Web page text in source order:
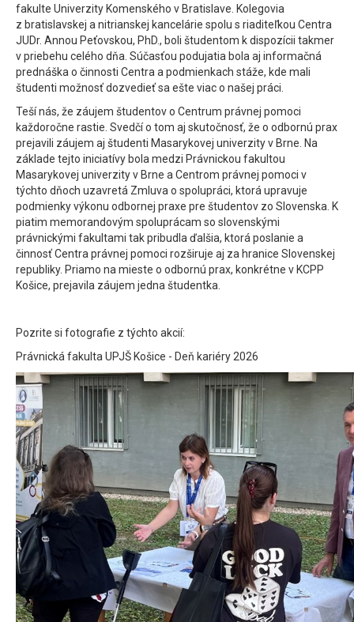
fakulte Univerzity Komenského v Bratislave. Kolegovia
z bratislavskej a nitrianskej kancelárie spolu s riaditeľkou Centra
JUDr. Annou Peťovskou, PhD., boli študentom k dispozícii takmer
v priebehu celého dňa. Súčasťou podujatia bola aj informačná
prednáška o činnosti Centra a podmienkach stáže, kde mali
študenti možnosť dozvedieť sa ešte viac o našej práci.
Teší nás, že záujem študentov o Centrum právnej pomoci
každoročne rastie. Svedčí o tom aj skutočnosť, že o odbornú prax
prejavili záujem aj študenti Masarykovej univerzity v Brne. Na
základe tejto iniciatívy bola medzi Právnickou fakultou
Masarykovej univerzity v Brne a Centrom právnej pomoci v
týchto dňoch uzavretá Zmluva o spolupráci, ktorá upravuje
podmienky výkonu odbornej praxe pre študentov zo Slovenska. K
piatim memorandovým spoluprácam so slovenskými
právnickými fakultami tak pribudla ďalšia, ktorá poslanie a
činnosť Centra právnej pomoci rozširuje aj za hranice Slovenskej
republiky. Priamo na mieste o odbornú prax, konkrétne v KCPP
Košice, prejavila záujem jedna študentka.
Pozrite si fotografie z týchto akcií:
Právnická fakulta UPJŠ Košice - Deň kariéry 2026